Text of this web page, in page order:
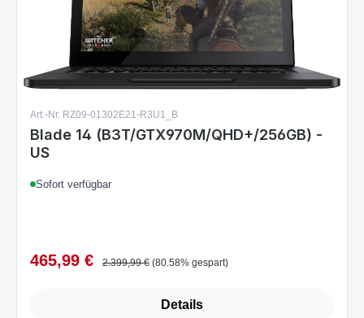
Art.-Nr. RZ09-01302E21-R3U1_B
Blade 14 (B3T/GTX970M/QHD+/256GB) -
US
Sofort verfügbar
Verkaufspreis:
465,99 € Regulärer Preis:
2.399,99 € (80.58% gespart)
Details